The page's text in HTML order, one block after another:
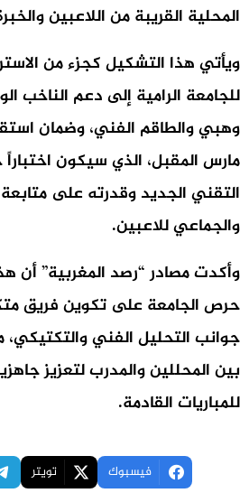
المحلية القريبة من اللاعبين
ويأتي هذا التشكيل كجزء من
للجامعة الرامية إلى دعم الناخب
وهبيوالطاقم الفني، وضمان
مارس المقبل، الذي سيكون اختباراً
التقني الجديد وقدرته على متابعة
والجماعي للاعبين.
وأكدت مصادر “رصد المغربية” أن
حرص الجامعة على تكوين فريق
جوانب التحليل الفني
بين المحللين والمدرب لتعزيز
للمباريات القادمة.
فيسبوك تويتر